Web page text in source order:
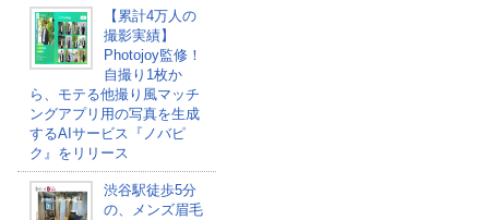
【累計4万人の
撮影実績】
Photojoy監修！
自撮り1枚か
ら、モテる他撮り風マッチ
ングアプリ用の写真を生成
するAIサービス『ノバピ
ク』をリリース
渋谷駅徒歩5分
の、メンズ眉毛